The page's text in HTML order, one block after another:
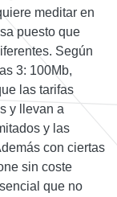
meditar en
puesto que
Según
3: 100Mb,
las tarifas
y llevan a
y las
con ciertas
sin coste
que no